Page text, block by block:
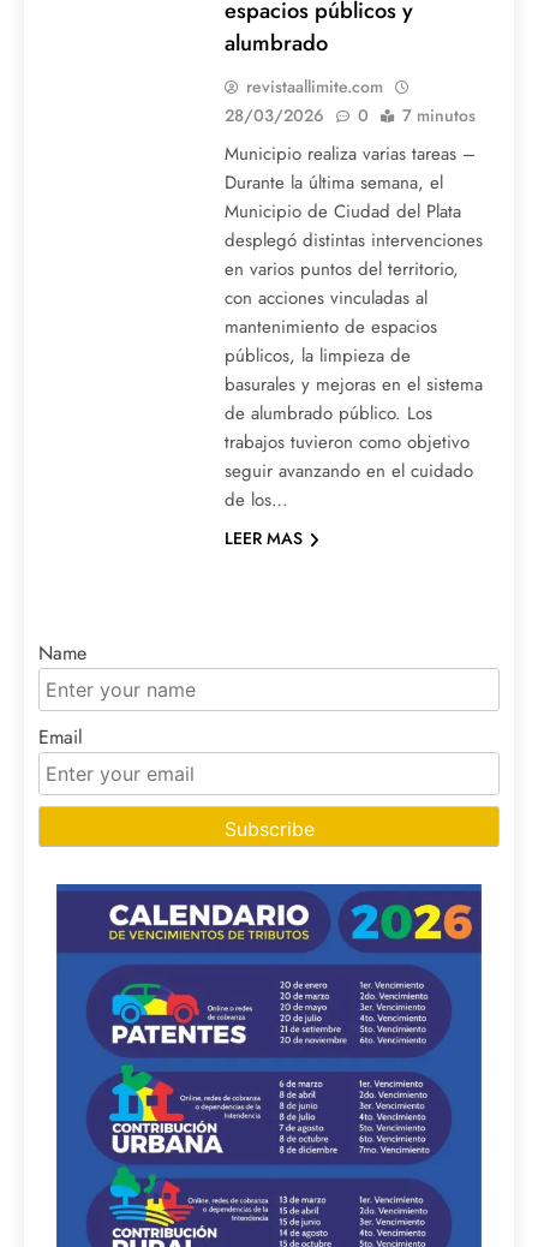
espacios públicos y
alumbrado
revistaallimite.com
28/03/2026
0 7 minutos
Municipio realiza varias tareas –
Durante la última semana, el
Municipio de Ciudad del Plata
desplegó distintas intervenciones
en varios puntos del territorio,
con acciones vinculadas al
mantenimiento de espacios
públicos, la limpieza de
basurales y mejoras en el sistema
de alumbrado público. Los
trabajos tuvieron como objetivo
seguir avanzando en el cuidado
de los…
LEER MAS
Name
Email